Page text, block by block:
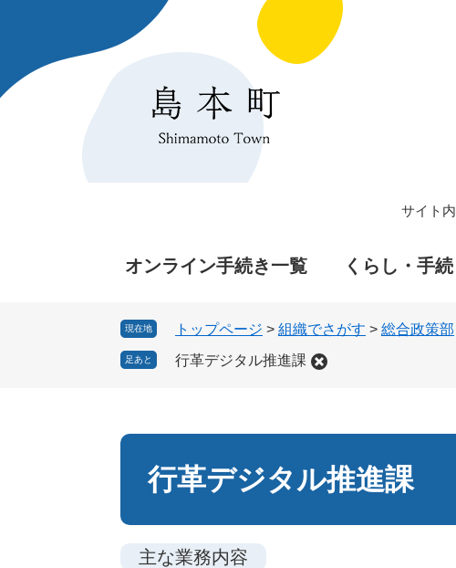
先
を
サイト
オンライン手続き一覧 くらし・手続
現在地 トップページ > 組織でさがす > 総合政策部
足あと 行革デジタル推進課
行革デジタル推進課
主な業務内容